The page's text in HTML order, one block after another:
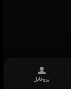
پروفایل